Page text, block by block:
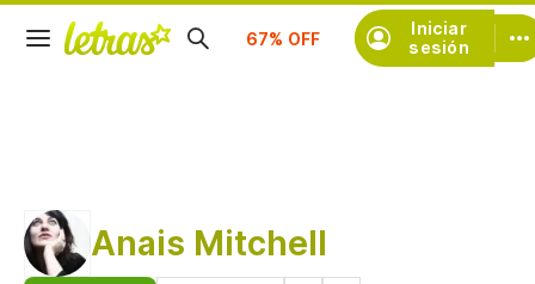
Iniciar
sesión
Suscríbete
Anais Mitchell